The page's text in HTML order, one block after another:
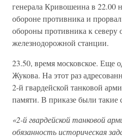
генерала Кривошеина в 22.00
обороне противника и
обороны противника к северу
железнодорожной станции.
23.50, время московское. Еще
Жукова. На этот раз
2-й гвардейской танковой
памяти. В приказе были такие
«2-й гвардейской танковой
обязанность историческая